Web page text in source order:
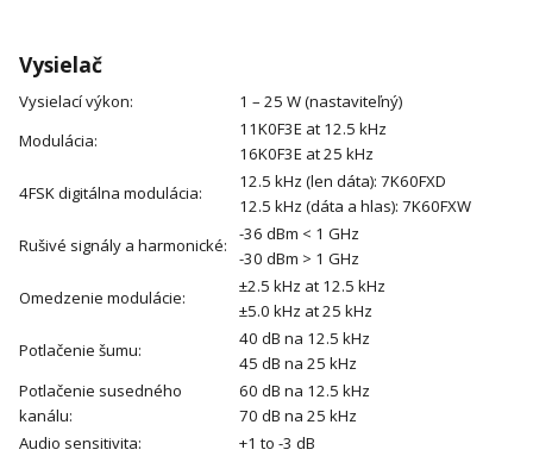
Vysielač
Vysielací výkon:
1 – 25 W (nastaviteľný)
Modulácia:
11K0F3E at 12.5 kHz
16K0F3E at 25 kHz
4FSK digitálna modulácia:
12.5 kHz (len dáta): 7K60FXD
12.5 kHz (dáta a hlas): 7K60FXW
Rušivé signály a harmonické:
-36 dBm < 1 GHz
-30 dBm > 1 GHz
Omedzenie modulácie:
±2.5 kHz at 12.5 kHz
±5.0 kHz at 25 kHz
Potlačenie šumu:
40 dB na 12.5 kHz
45 dB na 25 kHz
Potlačenie susedného
kanálu:
60 dB na 12.5 kHz
70 dB na 25 kHz
Audio sensitivita:
+1 to -3 dB